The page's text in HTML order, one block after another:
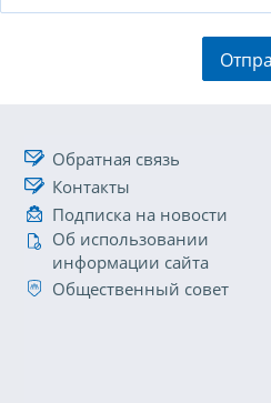
Обратная связь
Контакты
Подписка на новости
Об использовании
информации сайта
Общественный совет